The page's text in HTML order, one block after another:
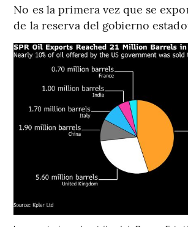
No es la primera vez que se
de la reserva del gobierno